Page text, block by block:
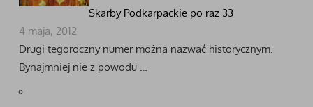
Skarby Podkarpackie po raz 33
4 maja, 2012
Drugi tegoroczny numer można nazwać historycznym.
Bynajmniej nie z powodu …